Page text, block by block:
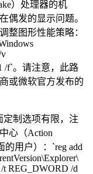
）处理器的机
偶发的显示问题。
整图形性能策略：
v
/f`。请注意，此路
或微软官方发布的
定制选项有限，注
心（Action
用户）：`reg add
t REG_DWORD /d